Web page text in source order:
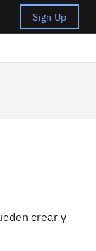
Sign Up
crear y